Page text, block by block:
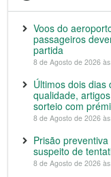
Voos do
passageiros
partida
8 de Agosto de 2026
Últimos dois
qualidade,
sorteio com
8 de Agosto de 2026
Prisão
suspeito de
8 de Agosto de 2026